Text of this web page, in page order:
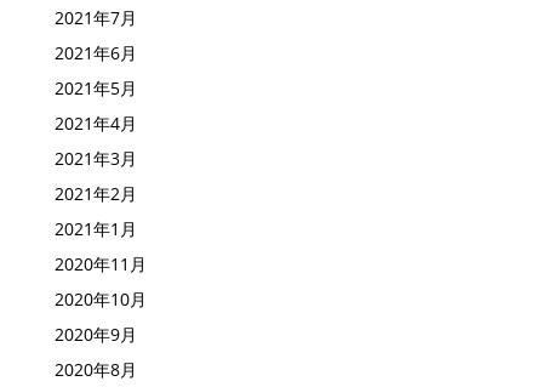
2021年7月
2021年6月
2021年5月
2021年4月
2021年3月
2021年2月
2021年1月
2020年11月
2020年10月
2020年9月
2020年8月